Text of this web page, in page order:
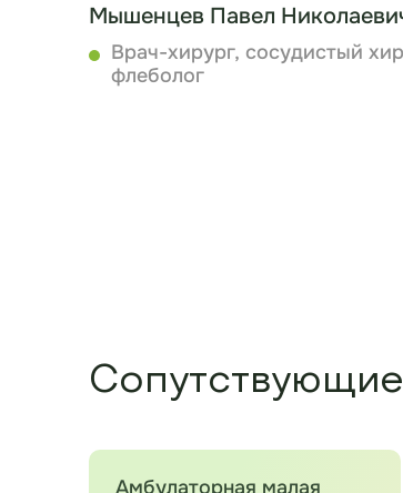
Мышенцев Павел
Врач-хирург, сосудистый
флеболог
Сопутствующие
Амбулаторная малая